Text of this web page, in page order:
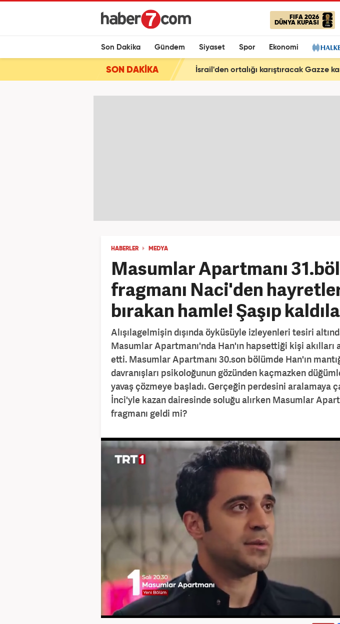
FIFA 2026
DÜNYA KUPASI
Son Dakika Gündem Siyaset Spor Ekonomi
SON DAKİKA İsrail'den ortalığı karıştıracak Gazze
HABERLER MEDYA
Masumlar Apartmanı
fragmanı Naci'den
bırakan hamle! Şaşıp
Alışılagelmişin dışında öyküsüyle izleyenleri tesiri
Masumlar Apartmanı'nda Han'ın hapsettiği kişi akılları
etti. Masumlar Apartmanı 30.son bölümde Han'ın
davranışları psikoloğunun gözünden kaçmazken
yavaş çözmeye başladı. Gerçeğin perdesini aralamaya
İnci'yle kazan dairesinde soluğu alırken Masumlar
fragmanı geldi mi?